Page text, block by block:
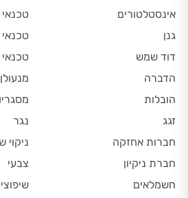
אינסטלטורים
גנן
דוד שמש
הדברה
הובלות
זגג
חברות אחזקה
חברת ניקיון
חשמלאים
מנעולן
נגר
ניקוי
צבעי